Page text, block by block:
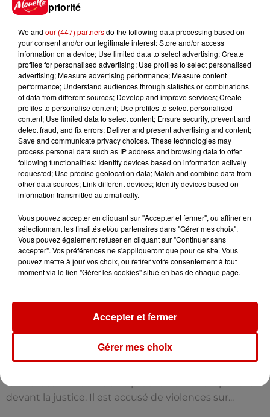
5 août 2026
Deux-Sèvres : grave accident entre une
voiture et un minibus
Une collision entre une voiture et un minibus a fait
deux blessés ce mercredi 5 août à Saint-Jean-de-
Thouars, dans les Deux-Sèvres. Une femme de 80 ans
a été...
5 août 2026
Violences conjugales : le chef Jean Imbert
(Top Chef) rattrapé par...
le chef Jean Imbert devra prochainement répondre
devant la justice. Il est accusé de violences sur...
priorité
We and our (447) partnersdo the following data processing based on
your consent and/or our legitimate interest: Store and/or access
information on a device; Use limited data to select advertising; Create
profiles for personalised advertising; Use profiles to select personalised
advertising; Measure advertising performance; Measure content
performance; Understand audiences through statistics or combinations
of data from different sources; Develop and improve services; Create
profiles to personalise content; Use profiles to select personalised
content; Use limited data to select content; Ensure security, prevent and
detect fraud, and fix errors; Deliver and present advertising and content;
Save and communicate privacy choices. These technologies may
process personal data such as IP address and browsing data to offer
following functionalities: Identify devices based on information actively
requested; Use precise geolocation data; Match and combine data from
other data sources; Link different devices; Identify devices based on
information transmitted automatically.
Vous pouvez accepter en cliquant sur "Accepter et fermer", ou affiner en
sélectionnant les finalités et/ou partenaires dans "Gérer mes choix".
Vous pouvez également refuser en cliquant sur "Continuer sans
accepter". Vos préférences ne s'appliqueront que pour ce site. Vous
pouvez mettre à jour vos choix, ou retirer votre consentement à tout
moment via le lien "Gérer les cookies" situé en bas de chaque page.
Gérer mes choix
Accepter et fermer